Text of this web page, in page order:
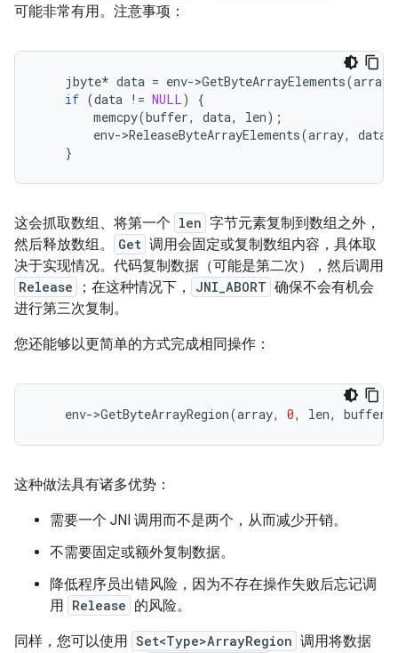
可能非常有用。注意事项：
jbyte* data = env->GetByteArrayElements(array
if (data != NULL)
{
memcpy(buffer, data, len);
env->ReleaseByteArrayElements(array, data
}
这会抓取数组、将第一个 len 字节元素复制到数组之外，
然后释放数组。
Get 调用会固定或复制数组内容，具体取
决于实现情况。代码复制数据（可能是第二次），然后调用
Release ；在这种情况下， JNI_ABORT 确保不会有机会
进行第三次复制。
您还能够以更简单的方式完成相同操作：
env->GetByteArrayRegion(array, 0, len, buffer
这种做法具有诸多优势：
需要一个 JNI 调用而不是两个，从而减少开销。
不需要固定或额外复制数据。
降低程序员出错风险，因为不存在操作失败后忘记调
用 Release 的风险。
同样，您可以使用 Set<Type>ArrayRegion 调用将数据